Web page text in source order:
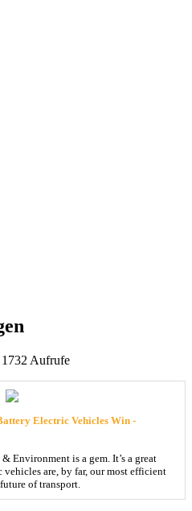
Aufrufe
Electric Vehicles Win -
Environment is a gem. It’s a great
are, by far, our most efficient
of transport.